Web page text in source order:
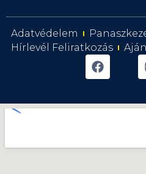
Adatvédelem
Hírlevél Feliratkozás